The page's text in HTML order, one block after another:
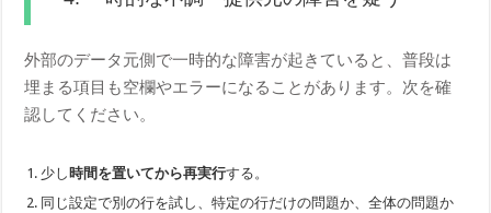
外部のデータ元側で一時的な障害が起きていると、普段は
埋まる項目も空欄やエラーになることがあります。次を確
認してください。
少し 時間を置いてから再実行する。
同じ設定で別の行を試し、特定の行だけの問題か、全体の問題か